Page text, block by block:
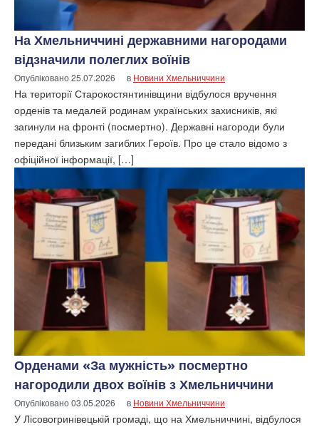
На Хмельниччині державними нагородами
відзначили полеглих воїнів
Опубліковано25.07.2026 в Новини Хмельниччини
На території Старокостянтинівщини відбулося вручення
орденів та медалей родинам українських захисників, які
загинули на фронті (посмертно). Державні нагороди були
передані близьким загиблих Героїв. Про це стало відомо з
офіційної інформації, […]
Орденами «За мужність» посмертно
нагородили двох воїнів з Хмельниччини
Опубліковано03.05.2026 в Новини Хмельниччини
У Лісовогринівецькій громаді, що на Хмельниччині, відбулося